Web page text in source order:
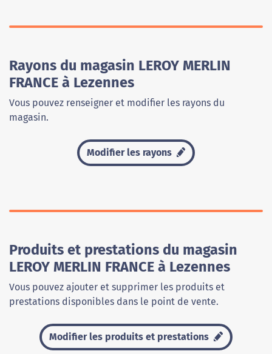
Rayons du magasin LEROY MERLIN
FRANCE à Lezennes
Vous pouvez renseigner et modifier les rayons du
magasin.
Modifier les rayons
Produits et prestations du magasin
LEROY MERLIN FRANCE à Lezennes
Vous pouvez ajouter et supprimer les produits et
prestations disponibles dans le point de vente.
Modifier les produits et prestations